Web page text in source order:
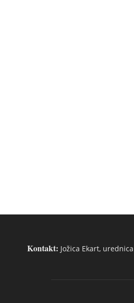
Kontakt: Jožica Ekart,